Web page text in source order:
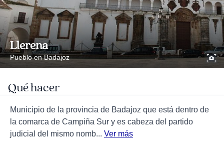
Llerena
Pueblo en Badajoz
Qué hacer
Municipio de la provincia de Badajoz que está dentro de
la comarca de Campiña Sur y es cabeza del partido
judicial del mismo nomb... Ver más